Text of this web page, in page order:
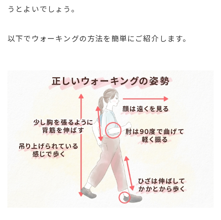
うとよいでしょう。
以下でウォーキングの方法を簡単にご紹介します。